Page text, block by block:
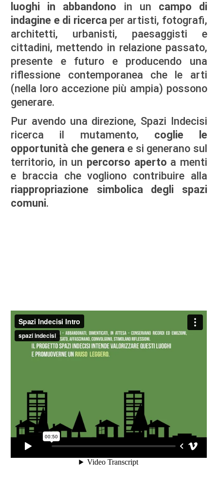
luoghi in abbandono in un campo di
indagine e di ricercaper artisti, fotografi,
architetti, urbanisti, paesaggisti e
cittadini, mettendo in relazione passato,
presente e futuro e producendo una
riflessione contemporanea che le arti
(nella loro accezione più ampia) possono
generare.
Pur avendo una direzione, Spazi Indecisi
ricerca il mutamento, coglie le
opportunità che genera e si generano sul
territorio, in un percorso aperto a menti
e braccia che vogliono contribuire alla
riappropriazione simbolica degli spazi
comuni.